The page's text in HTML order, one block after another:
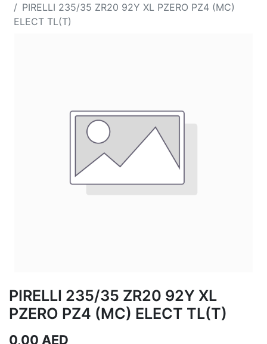
PIRELLI 235/35 ZR20 92Y XL PZERO PZ4 (MC)
ELECT TL(T)
PIRELLI 235/35 ZR20 92Y XL
PZERO PZ4 (MC) ELECT TL(T)
0,00 AED